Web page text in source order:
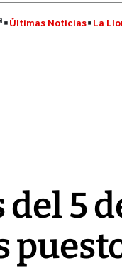
Últimas Noticias La
5